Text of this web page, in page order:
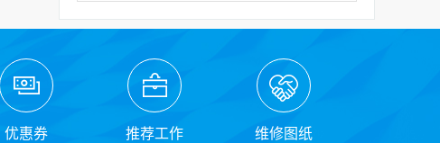
优惠券 推荐工作 维修图纸